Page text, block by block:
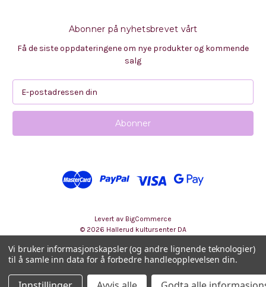
Abonner på nyhetsbrevet vårt
Få de siste oppdateringene om nye produkter og kommende
salg
p
s
e
Levert av BigCommerce
© 2026 Hallerud kultursenter DA
Vi bruker informasjonskapsler (og andre lignende teknologier)
til å samle inn data for å forbedre handleopplevelsen din.